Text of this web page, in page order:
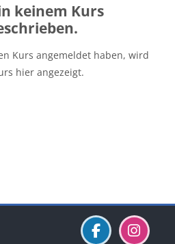
keinem Kurs
Kurs angemeldet haben, wird
hier angezeigt.